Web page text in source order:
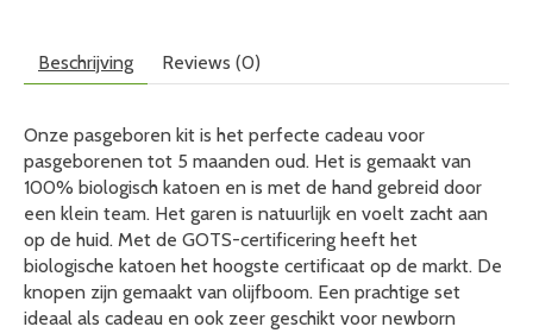
Beschrijving Reviews (0)
Onze pasgeboren kit is het perfecte cadeau voor
pasgeborenen tot 5 maanden oud. Het is gemaakt van
100% biologisch katoen en is met de hand gebreid door
een klein team. Het garen is natuurlijk en voelt zacht aan
op de huid. Met de GOTS-certificering heeft het
biologische katoen het hoogste certificaat op de markt. De
knopen zijn gemaakt van olijfboom. Een prachtige set
ideaal als cadeau en ook zeer geschikt voor newborn